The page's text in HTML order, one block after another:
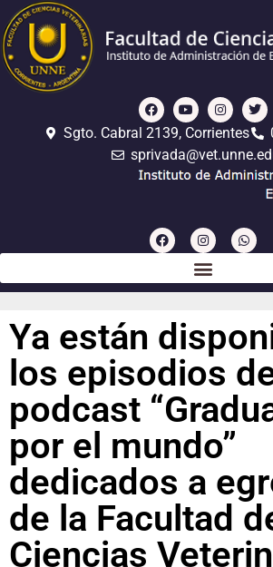
Sgto. Cabral 2139, Corrientes
Ya están
los episodios
podcast
por el mundo”
dedicados a
de la Facultad
Ciencias